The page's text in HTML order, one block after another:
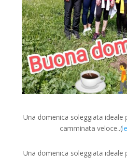
Una domenica soleggiata ideale
camminata veloce..(
Una domenica soleggiata ideale